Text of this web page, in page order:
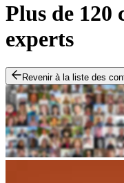
Plus de 120
experts
Revenir à la liste des